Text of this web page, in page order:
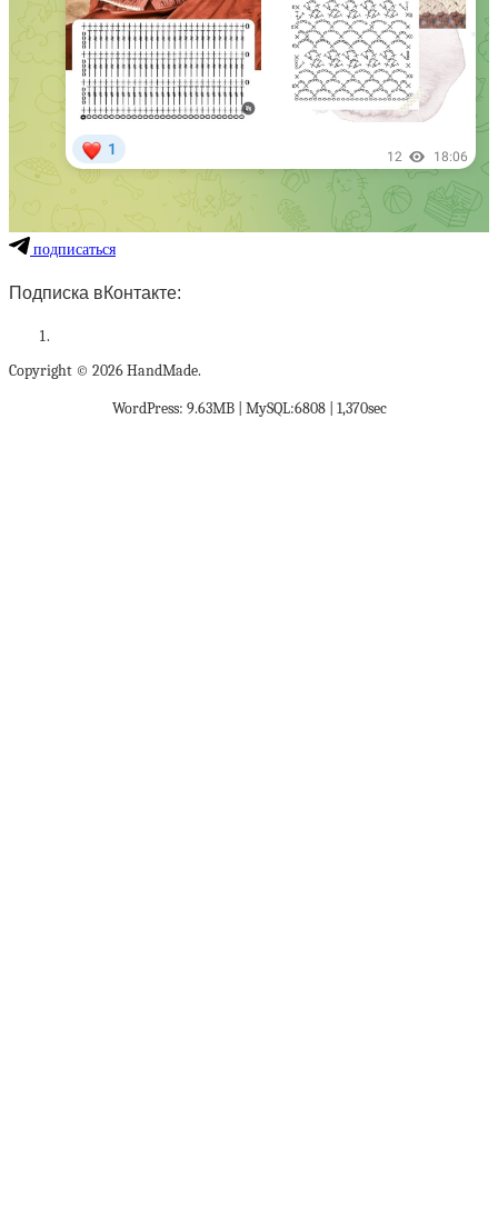
подписаться
Подписка вКонтакте:
Copyright © 2026 HandMade.
WordPress: 9.63MB | MySQL:6808 | 1,370sec